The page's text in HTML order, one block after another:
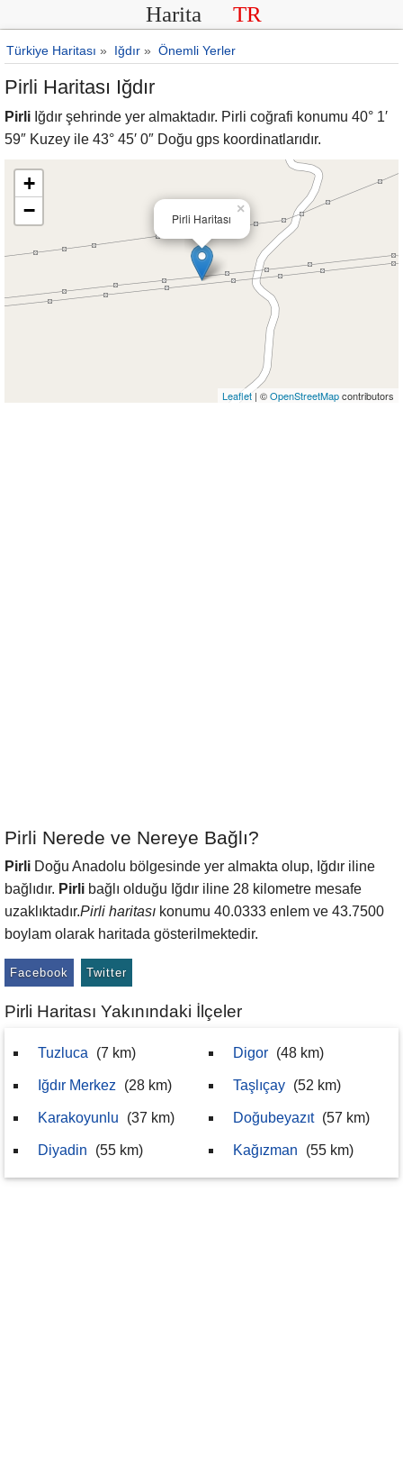
Harita TR
Türkiye Haritası » Iğdır » Önemli Yerler
Pirli Haritası Iğdır
Pirli Iğdır şehrinde yer almaktadır. Pirli coğrafi konumu 40° 1′
59″ Kuzey ile 43° 45′ 0″ Doğu gps koordinatlarıdır.
Pirli Haritası
×
+
−
Leaflet | ©OpenStreetMapcontributors
Pirli Nerede ve Nereye Bağlı?
Pirli Doğu Anadolu bölgesinde yer almakta olup, Iğdır iline
bağlıdır. Pirli bağlı olduğu Iğdır iline 28 kilometre mesafe
uzaklıktadır.Pirli haritası konumu 40.0333 enlem ve 43.7500
boylam olarak haritada gösterilmektedir.
Facebook Twitter
Pirli Haritası Yakınındaki İlçeler
Tuzluca (7 km)
Iğdır Merkez (28 km)
Karakoyunlu (37 km)
Diyadin (55 km)
Digor (48 km)
Taşlıçay (52 km)
Doğubeyazıt (57 km)
Kağızman (55 km)